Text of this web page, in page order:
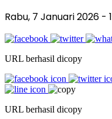
Rabu, 7 Januari 2026 -
URL berhasil dicopy
URL berhasil dicopy